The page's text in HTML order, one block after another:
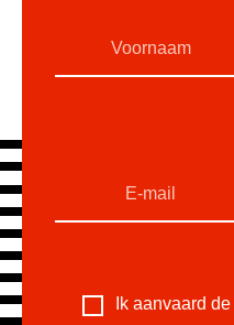
Ik aanvaard de